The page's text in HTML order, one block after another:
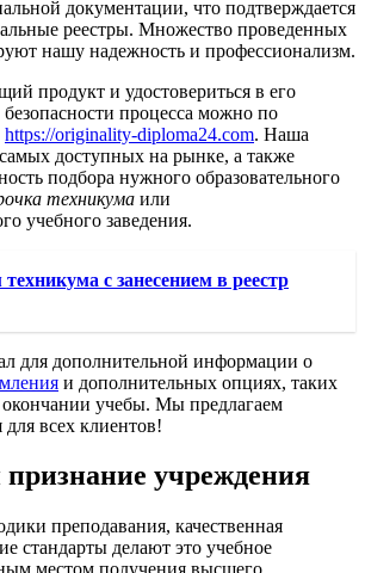
документации, что подтверждается
реестры. Множество проведенных
нашу надежность и профессионализм.
продукт и удостовериться в его
процесса можно по
https://originality-diploma24.com. Наша
доступных на рынке, а также
подбора нужного образовательного
техникума или
учебного заведения.
с занесением в реестр
для дополнительной информации о
и дополнительных опциях, таких
учебы. Мы предлагаем
всех клиентов!
признание учреждения
преподавания, качественная
стандарты делают это учебное